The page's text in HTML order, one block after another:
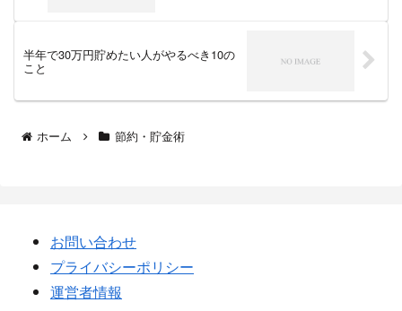
半年で30万円貯めたい人がやるべき10の
こと
ホーム 節約・貯金術
お問い合わせ
プライバシーポリシー
運営者情報